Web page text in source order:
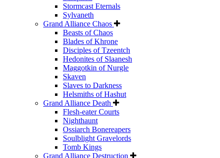
Stormcast Eternals
Sylvaneth
Grand Alliance Chaos
Beasts of Chaos
Blades of Khrone
Disciples of Tzeentch
Hedonites of Slaanesh
Maggotkin of Nurgle
Skaven
Slaves to Darkness
Helsmiths of Hashut
Grand Alliance Death
Flesh-eater Courts
Nighthaunt
Ossiarch Bonereapers
Soulblight Gravelords
Tomb Kings
Grand Alliance Destruction